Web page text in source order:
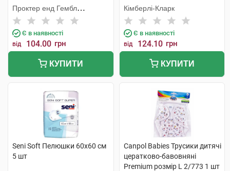
Проктер енд Гембл
Мануфекчурінг
Є в наявності
від 104.00 грн
КУПИТИ
Кімберлі-Кларк
Є в наявності
від 124.10 грн
КУПИТИ
Seni Soft Пелюшки 60х60 см
5 шт
Canpol Babies Трусики дитячі
цератково-бавовняні
Premium розмір L 2/773 1 шт